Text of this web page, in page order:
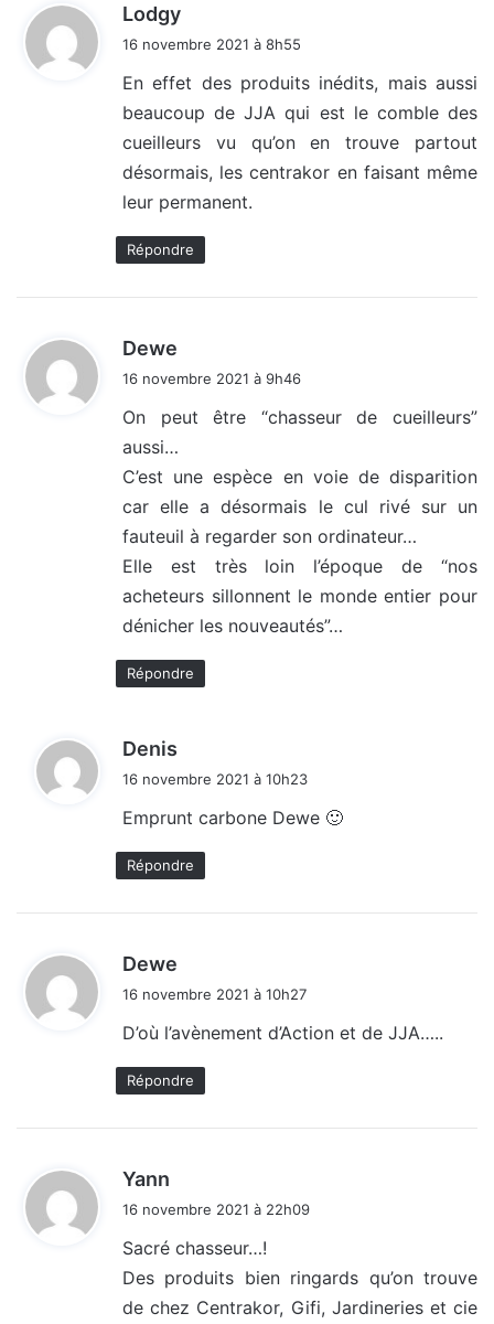
Lodgy
:
16 novembre 2021 à 8h55
En effet des produits inédits, mais aussi
beaucoup de JJA qui est le comble des
cueilleurs vu qu’on en trouve partout
désormais, les centrakor en faisant même
leur permanent.
Répondre
Dewe
16 novembre 2021 à 9h46
On peut être “chasseur de cueilleurs”
aussi…
C’est une espèce en voie de disparition
car elle a désormais le cul rivé sur un
fauteuil à regarder son ordinateur…
Elle est très loin l’époque de “nos
acheteurs sillonnent le monde entier pour
dénicher les nouveautés”…
Répondre
Denis
16 novembre 2021 à 10h23
Emprunt carbone Dewe 🙂
Répondre
Dewe
16 novembre 2021 à 10h27
D’où l’avènement d’Action et de JJA…..
Répondre
Yann
:
16 novembre 2021 à 22h09
Sacré chasseur…!
Des produits bien ringards qu’on trouve
de chez Centrakor, Gifi, Jardineries et cie